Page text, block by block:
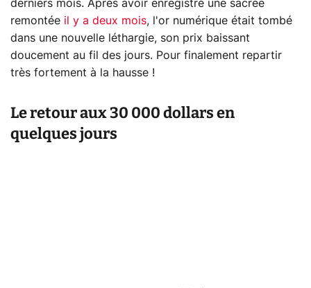
derniers mois. Après avoir enregistré une sacrée
remontée il y a deux mois, l'or numérique était tombé
dans une nouvelle léthargie, son prix baissant
doucement au fil des jours. Pour finalement repartir
très fortement à la hausse !
Le retour aux 30 000 dollars en
quelques jours